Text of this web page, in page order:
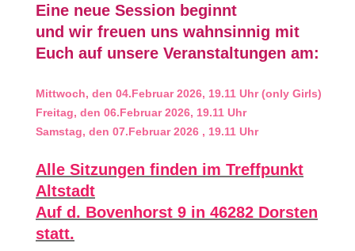
Eine neue Session beginnt
und wir freuen uns wahnsinnig mit
Euch auf unsere Veranstaltungen am:
Mittwoch, den 04.Februar 2026, 19.11 Uhr (only Girls)
Freitag, den 06.Februar 2026, 19.11 Uhr
Samstag, den 07.Februar 2026 , 19.11 Uhr
Alle Sitzungen finden im Treffpunkt
Altstadt
Auf d. Bovenhorst 9 in 46282 Dorsten
statt.